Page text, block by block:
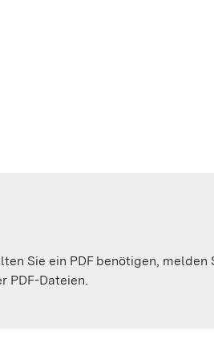
Sie ein PDF benötigen,
PDF-Dateien.